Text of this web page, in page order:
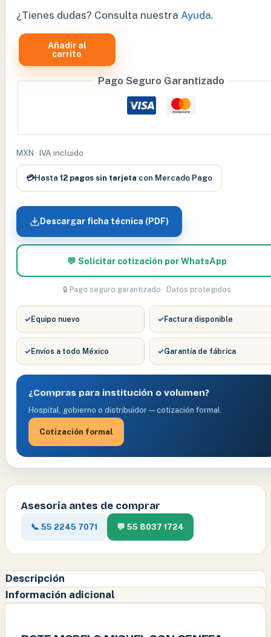
¿Tienes dudas? Consulta nuestra Ayuda.
MODELO
MICHEL
Añadir al
carrito
Pago Seguro Garantizado
MXN · IVA incluido
💳Hasta 12 pagos sin tarjeta con Mercado Pago
Descargar ficha técnica (PDF)
💬 Solicitar cotización por WhatsApp
🔒 Pago seguro garantizado · Datos protegidos
✓Equipo nuevo ✓Factura disponible
✓Envíos a todo México ✓Garantía de fábrica
¿Compras para institución o volumen?
Hospital, gobierno o distribuidor — cotización formal.
Cotización formal
Asesoría antes de comprar
📞 55 2245 7071 💬 55 8037 1724
Descripción
Información adicional